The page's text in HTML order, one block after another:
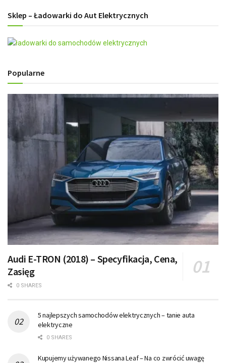
Sklep – Ładowarki do Aut Elektrycznych
Popularne
Audi E-TRON (2018) – Specyfikacja, Cena,
Zasięg
0 SHARES
5 najlepszych samochodów elektrycznych – tanie auta
elektryczne
0 SHARES
Kupujemy używanego Nissana Leaf – Na co zwrócić uwagę